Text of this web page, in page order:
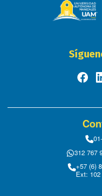
312 767
+57 (6)
Ext: